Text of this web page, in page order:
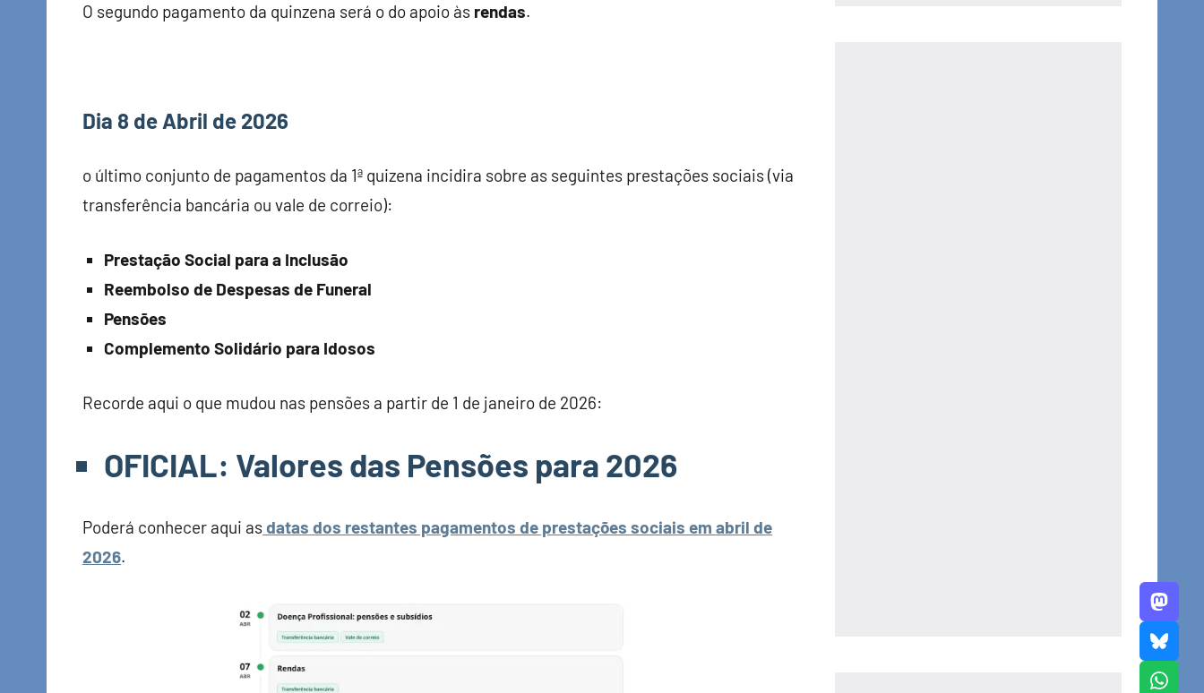
O segundo pagamento da quinzena será o do apoio às rendas.
Dia 8 de Abril de 2026
o último conjunto de pagamentos da 1ª quizena incidira sobre as seguintes prestações sociais (via
transferência bancária ou vale de correio):
Prestação Social para a Inclusão
Reembolso de Despesas de Funeral
Pensões
Complemento Solidário para Idosos
Recorde aqui o que mudou nas pensões a partir de 1 de janeiro de 2026:
OFICIAL: Valores das Pensões para 2026
Poderá conhecer aqui asdatas dos restantes pagamentos de prestações sociais em abril de
2026.